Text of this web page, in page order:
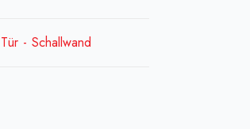
Tür - Schallwand